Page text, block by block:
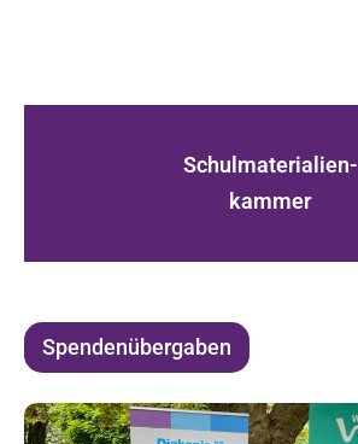
Schulmaterialien-
kammer
Spendenübergaben